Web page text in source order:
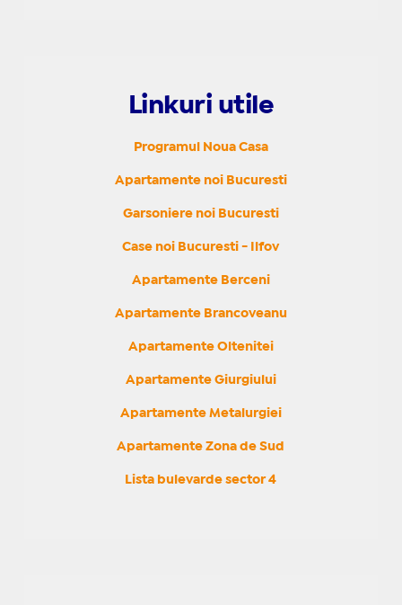
Linkuri utile
Programul Noua Casa
Apartamente noi Bucuresti
Garsoniere noi Bucuresti
Case noi Bucuresti - Ilfov
Apartamente Berceni
Apartamente Brancoveanu
Apartamente Oltenitei
Apartamente Giurgiului
Apartamente Metalurgiei
Apartamente Zona de Sud
Lista bulevarde sector 4